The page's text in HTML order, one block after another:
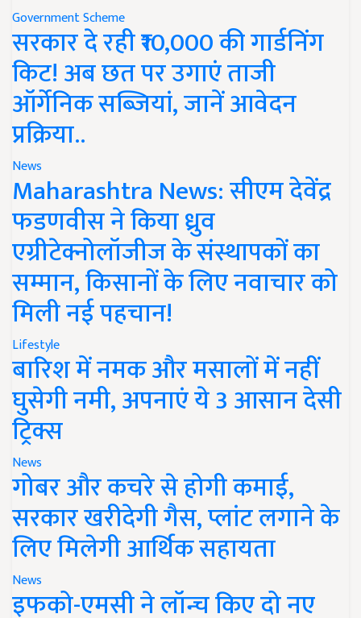
Government Scheme
सरकार दे रही ₹10,000 की गार्डनिंग
किट! अब छत पर उगाएं ताजी
ऑर्गेनिक सब्जियां, जानें आवेदन
प्रक्रिया..
News
Maharashtra News: सीएम देवेंद्र
फडणवीस ने किया ध्रुव
एग्रीटेक्नोलॉजीज के संस्थापकों का
सम्मान, किसानों के लिए नवाचार को
मिली नई पहचान!
Lifestyle
बारिश में नमक और मसालों में नहीं
घुसेगी नमी, अपनाएं ये 3 आसान देसी
ट्रिक्स
News
गोबर और कचरे से होगी कमाई,
सरकार खरीदेगी गैस, प्लांट लगाने के
लिए मिलेगी आर्थिक सहायता
News
इफको-एमसी ने लॉन्च किए दो नए